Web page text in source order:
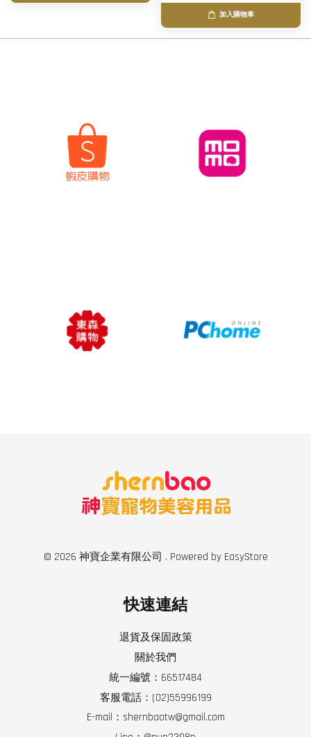
加入購物車
© 2026 神寶企業有限公司 . Powered by EasyStore
快速連結
退貨及保固政策
關於我們
統一編號：66517484
客服電話：(02)55996199
E-mail：shernbaotw@gmail.com